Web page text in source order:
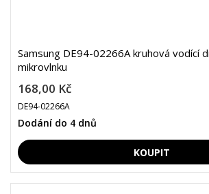
Samsung DE94-02266A kruhová vodící
mikrovlnku
168,00 Kč
DE94-02266A
Dodání do 4 dnů